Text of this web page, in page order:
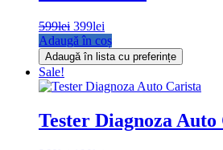
599lei Prețul
inițial
a
fost:
599lei.
399lei
curent
este:
399lei.
Adaugă în coș
Adaugă în lista cu preferințe
Sale!
Tester Diagnoza Auto